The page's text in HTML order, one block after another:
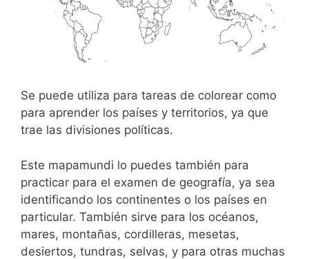
Se puede utiliza para tareas de colorear como
para aprender los países y territorios, ya que
trae las divisiones políticas.
Este mapamundi lo puedes también para
practicar para el examen de geografía, ya sea
identificando los continentes o los países en
particular. También sirve para los océanos,
mares, montañas, cordilleras, mesetas,
desiertos, tundras, selvas, y para otras muchas